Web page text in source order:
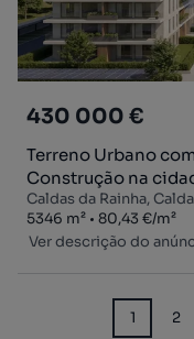
430 000 €
Terreno Urbano
Construção na
Zona
5346 m²
Preço por metro
80,43 €/m²
Ver descrição do
1 2